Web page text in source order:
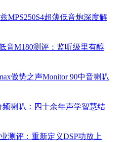
MPS250S4超薄低音炮深度解
音M180测评：监听级里有醇
傲势之声Monitor 90中音喇叭
喇叭：四十余年声学智慧结
测评：重新定义DSP功放上